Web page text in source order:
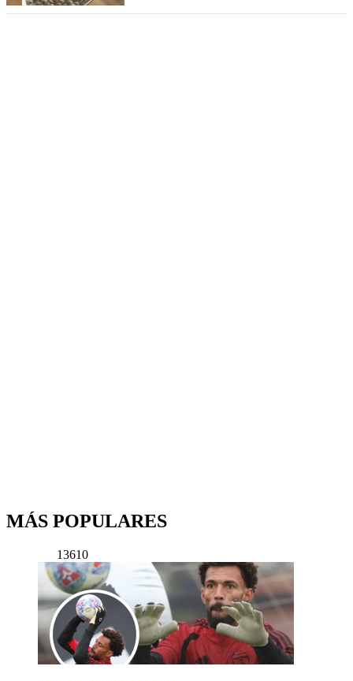
MÁS POPULARES
13610